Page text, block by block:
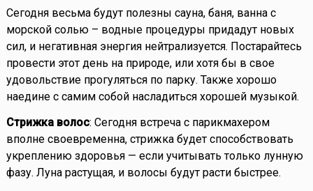
Сегодня весьма будут полезны сауна, баня, ванна с
морской солью – водные процедуры придадут новых
сил, и негативная энергия нейтрализуется. Постарайтесь
провести этот день на природе, или хотя бы в свое
удовольствие прогуляться по парку. Также хорошо
наедине с самим собой насладиться хорошей музыкой.
Стрижка волос: Сегодня встреча с парикмахером
вполне своевременна, стрижка будет способствовать
укреплению здоровья — если учитывать только лунную
фазу. Луна растущая, и волосы будут расти быстрее.